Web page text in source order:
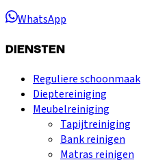
WhatsApp
DIENSTEN
Reguliere schoonmaak
Dieptereiniging
Meubelreiniging
Tapijtreiniging
Bank reinigen
Matras reinigen